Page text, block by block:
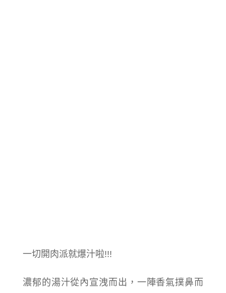
一切開肉派就爆汁啦!!!
濃郁的湯汁從內宣洩而出，一陣香氣撲鼻而